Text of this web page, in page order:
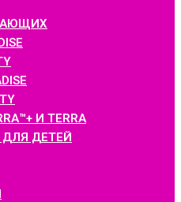
И TERRA
ДЛЯ ДЕТЕЙ